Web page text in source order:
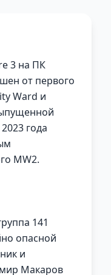
3 на ПК
от первого
Ward и
года
MW2.
141
опасной
и
Макаров